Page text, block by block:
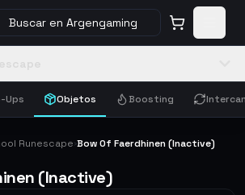
Buscar en Argengaming
Ups Objetos Boosting
Runescape›Bow Of Faerdhinen (Inactive)
(Inactive)